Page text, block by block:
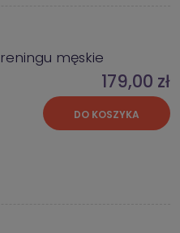
męskie
179,00 zł
DO KOSZYKA